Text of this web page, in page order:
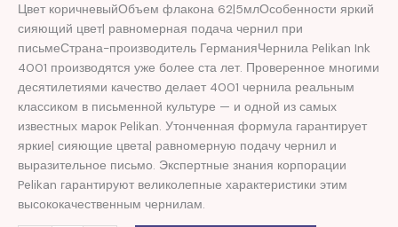
Цвет коричневыйОбъем флакона 62|5млОсобенности яркий
сияющий цвет| равномерная подача чернил при
письмеСтрана-производитель ГерманияЧернила Pelikan Ink
4001 производятся уже более ста лет. Проверенное многими
десятилетиями качество делает 4001 чернила реальным
классиком в письменной культуре — и одной из самых
известных марок Pelikan. Утонченная формула гарантирует
яркие| сияющие цвета| равномерную подачу чернил и
выразительное письмо. Экспертные знания корпорации
Pelikan гарантируют великолепные характеристики этим
высококачественным чернилам.